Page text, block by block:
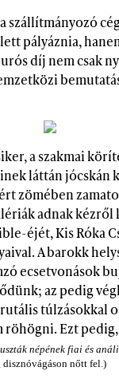
pályáznia,
díj nem csak
a szakmai
láttán
zömében
adnak kézről
éjét, Kis Róka
A barokk
ecsetvonások
az pedig
túlzásokkal
Ezt
népének fiai és
nőtt fel.)